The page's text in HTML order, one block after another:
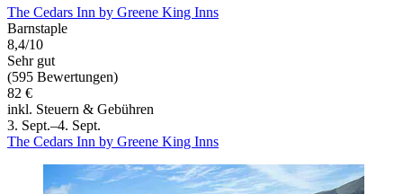
The Cedars Inn by Greene King Inns
Barnstaple
8,4/10
Sehr gut
(595 Bewertungen)
82 €
inkl. Steuern & Gebühren
3. Sept.–4. Sept.
The Cedars Inn by Greene King Inns